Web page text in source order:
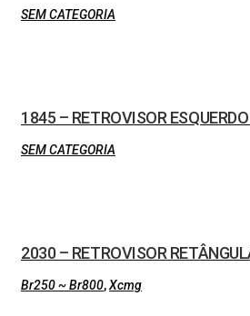
SEM CATEGORIA
1845 – RETROVISOR
SEM CATEGORIA
2030 – RETROVISOR
Br250 ~ Br800,Xcmg